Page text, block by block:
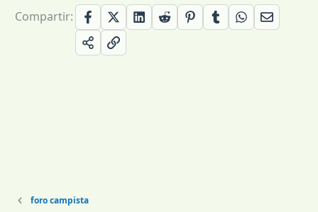
Compartir:
foro campista